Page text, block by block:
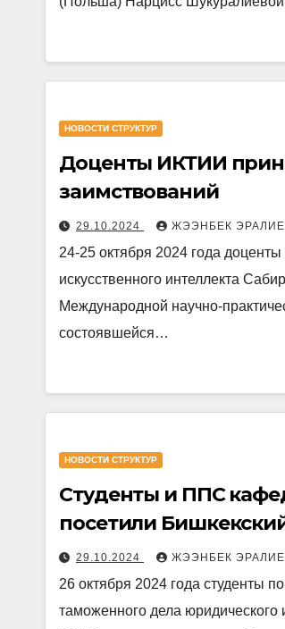
НОВОСТИ СТРУКТУР
Доценты ИКТИИ
заимствований
29.10.2024 ЖЭЭНБЕК
24-25 октября 2024 года
искусственного интеллекта
Международной научно-
состоявшейся…
НОВОСТИ СТРУКТУР
Студенты и ППС
посетили
29.10.2024 ЖЭЭНБЕК
26 октября 2024 года студенты
таможенного дела